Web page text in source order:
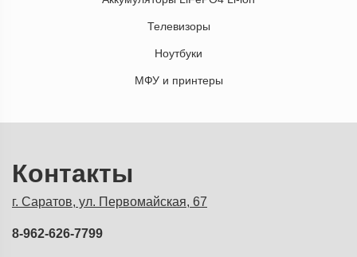
Телевизоры
Ноутбуки
МФУ и принтеры
Контакты
г. Саратов, ул. Первомайская, 67
8-962-626-7799